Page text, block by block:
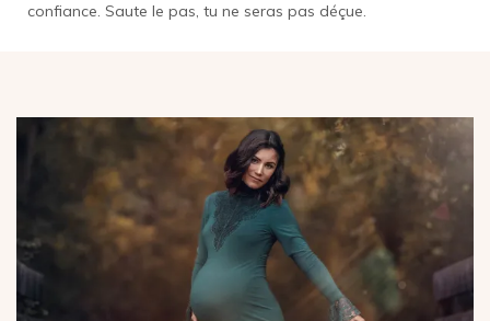
confiance. Saute le pas, tu ne seras pas déçue.